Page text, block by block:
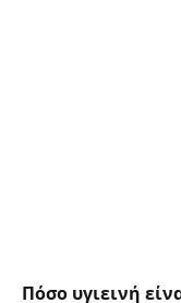
Πόσο υγιεινή